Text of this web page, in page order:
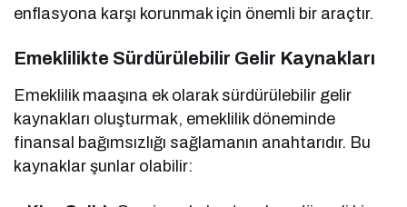
enflasyona karşı korunmak için önemli bir araçtır.
Emeklilikte Sürdürülebilir Gelir Kaynakları
Emeklilik maaşına ek olarak sürdürülebilir gelir
kaynakları oluşturmak, emeklilik döneminde
finansal bağımsızlığı sağlamanın anahtarıdır. Bu
kaynaklar şunlar olabilir: